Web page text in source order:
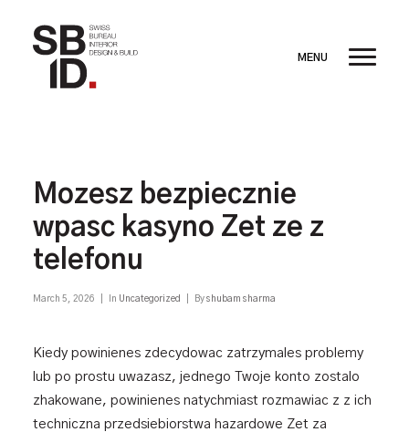
Mozesz bezpiecznie
wpasc kasyno Zet ze z
telefonu
March 5, 2026 In Uncategorized By shubam sharma
Kiedy powinienes zdecydowac zatrzymales problemy
lub po prostu uwazasz, jednego Twoje konto zostalo
zhakowane, powinienes natychmiast rozmawiac z z ich
techniczna przedsiebiorstwa hazardowe Zet za